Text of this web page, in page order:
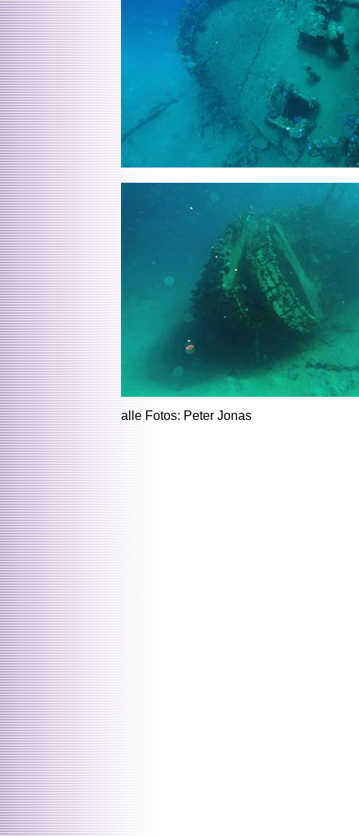
alle Fotos: Peter Jonas